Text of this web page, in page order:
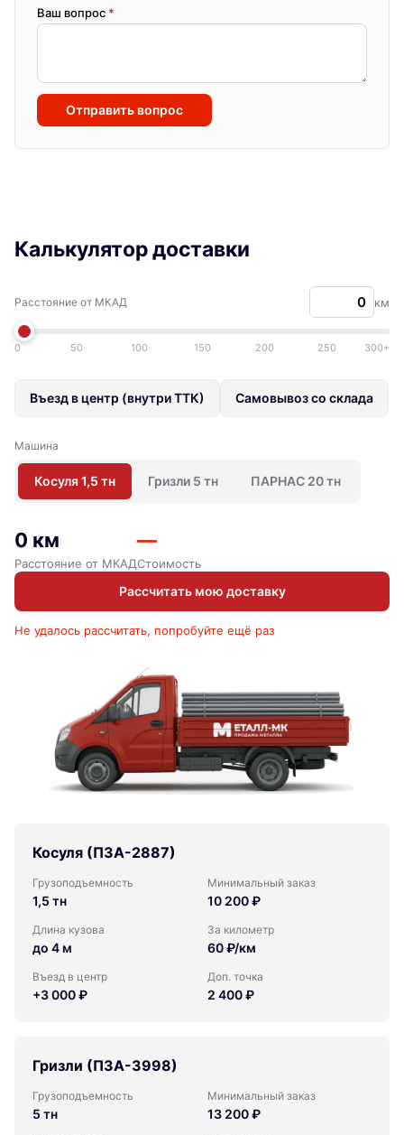
Ваш вопрос *
Отправить вопрос
Калькулятор доставки
Расстояние от МКАД км
0 50 100 150 200 250 300+
Въезд в центр (внутри ТТК) Самовывоз со склада
Машина
Косуля 1,5 тн Гризли 5 тн ПАРНАС 20 тн
0 км
Расстояние от МКАД
—
Стоимость
Рассчитать мою доставку
Не удалось рассчитать, попробуйте ещё раз
Косуля (ПЗА-2887)
Грузоподъемность
1,5 тн
Минимальный заказ
10 200 ₽
Длина кузова
до 4 м
За километр
60 ₽/км
Въезд в центр
+3 000 ₽
Доп. точка
2 400 ₽
Гризли (ПЗА-3998)
Грузоподъемность
5 тн
Минимальный заказ
13 200 ₽